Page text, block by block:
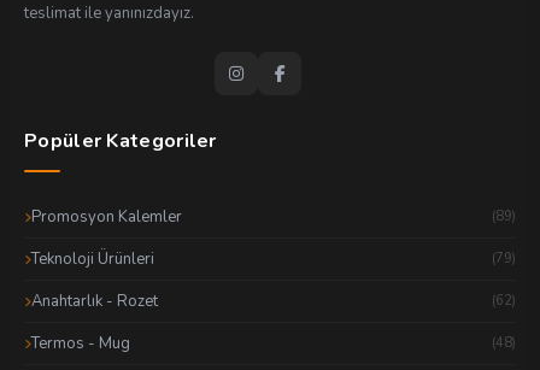
teslimat ile yanınızdayız.
Popüler Kategoriler
Promosyon Kalemler (89)
Teknoloji Ürünleri (79)
Anahtarlık - Rozet (62)
Termos - Mug (48)